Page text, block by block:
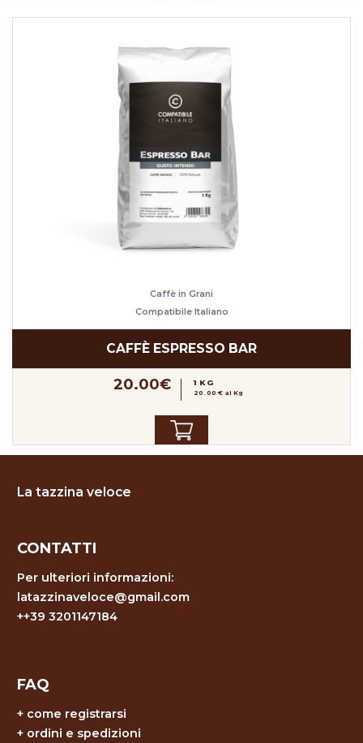
Caffè in Grani
Compatibile Italiano
CAFFÈ ESPRESSO BAR
20.00€ 1 KG
20.00 € al Kg
La tazzina veloce
CONTATTI
Per ulteriori informazioni:
latazzinaveloce@gmail.com
++39 3201147184
FAQ
+ come registrarsi
+ ordini e spedizioni